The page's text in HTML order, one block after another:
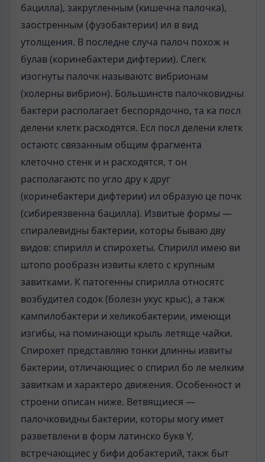
бацилла), закругленным (кишечна палочка),
заостренным (фузобактерии) ил в вид
утолщения. В последне случа палоч похож н
булав (коринебактери дифтерии). Слегк
изогнуты палочк называютс вибрионам
(холерны вибрион). Большинств палочковидны
бактери располагает беспорядочно, та ка посл
делени клетк расходятся. Есл посл делени клетк
остаютс связанным общим фрагмента
клеточно стенк и н расходятся, т он
располагаютс по угло дру к друг
(коринебактери дифтерии) ил образую це почк
(сибиреязвенна бацилла). Извитые формы —
спиралевидны бактерии, которы бываю дву
видов: спирилл и спирохеты. Спирилл имею ви
штопо рообразн извиты клето с крупным
завитками. К патогенны спирилла относятс
возбудител содок (болезн укус крыс), а такж
кампилобактери и хеликобактерии, имеющи
изгибы, на поминающи крыль летяще чайки.
Спирохет представляю тонки длинны извиты
бактерии, отличающиес о спирил бо ле мелким
завиткам и характеро движения. Особенност и
строени описан ниже. Ветвящиеся —
палочковидны бактерии, которы могу имет
разветвлени в форм латинско букв Y,
встречающиес у бифи добактерий, такж быт